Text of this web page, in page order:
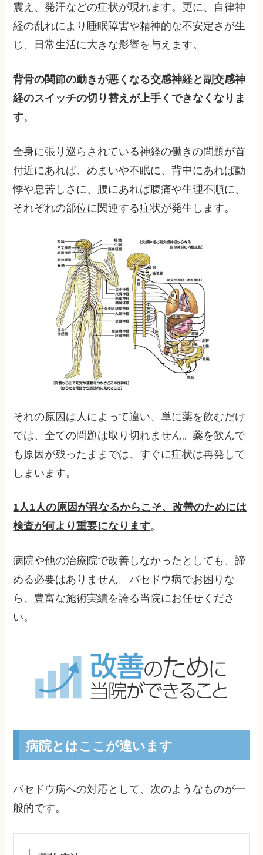
震え、発汗などの症状が現れます。更に、自律神
経の乱れにより睡眠障害や精神的な不安定さが生
じ、日常生活に大きな影響を与えます。
背骨の関節の動きが悪くなる交感神経と副交感神
経のスイッチの切り替えが上手くできなくなりま
す。
全身に張り巡らされている神経の働きの問題が首
付近にあれば、めまいや不眠に、背中にあれば動
悸や息苦しさに、腰にあれば腹痛や生理不順に、
それぞれの部位に関連する症状が発生します。
それの原因は人によって違い、単に薬を飲むだけ
では、全ての問題は取り切れません。薬を飲んで
も原因が残ったままでは、すぐに症状は再発して
しまいます。
1人1人の原因が異なるからこそ、改善のためには
検査が何より重要になります。
病院や他の治療院で改善しなかったとしても、諦
める必要はありません。バセドウ病でお困りな
ら、豊富な施術実績を誇る当院にお任せくださ
い。
病院とはここが違います
バセドウ病への対応として、次のようなものが一
般的です。